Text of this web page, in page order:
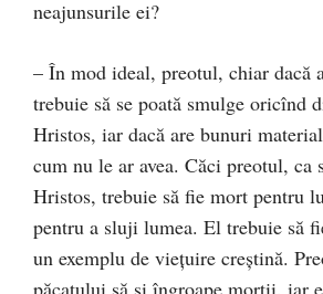
neajunsurile ei?
– În mod ideal, preotul, chiar dacă
trebuie să se poată smulge oricînd
Hristos, iar dacă are bunuri
cum nu le ar avea. Căci preotul, ca
Hristos, trebuie să fie mort pentru
pentru a sluji lumea. El trebuie să
un exemplu de vieţuire creştină.
păcatului să şi îngroape morţii, iar